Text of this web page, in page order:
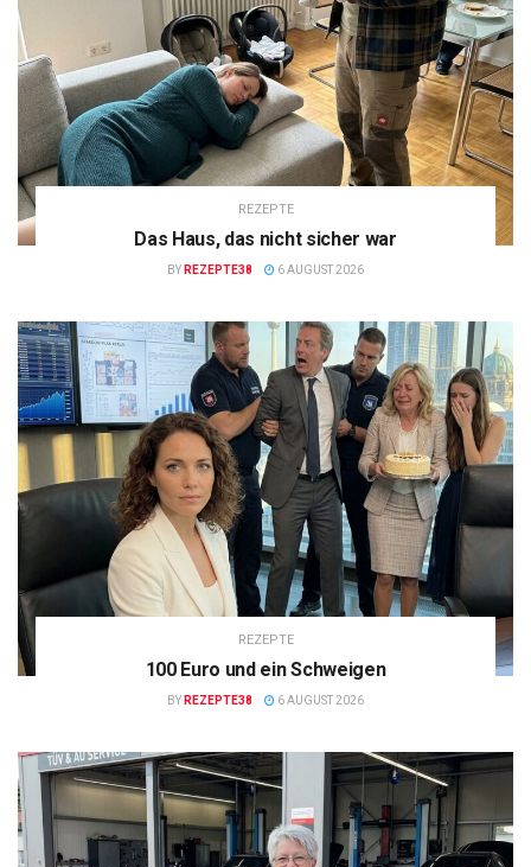
REZEPTE
Das Haus, das nicht sicher war
BY REZEPTE38 6 AUGUST 2026
REZEPTE
100 Euro und ein Schweigen
BY REZEPTE38 6 AUGUST 2026